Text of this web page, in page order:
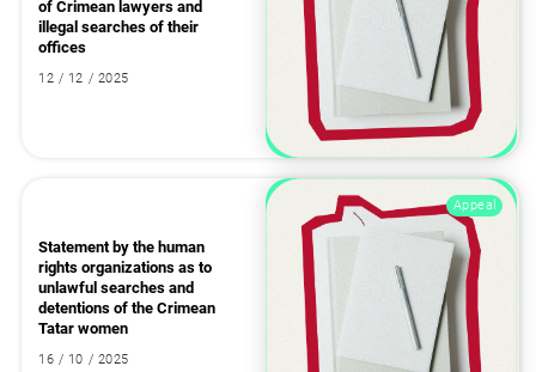
of Crimean lawyers and
illegal searches of their
offices
12 / 12 / 2025
Appeal
Statement by the human
rights organizations as to
unlawful searches and
detentions of the Crimean
Tatar women
16 / 10 / 2025